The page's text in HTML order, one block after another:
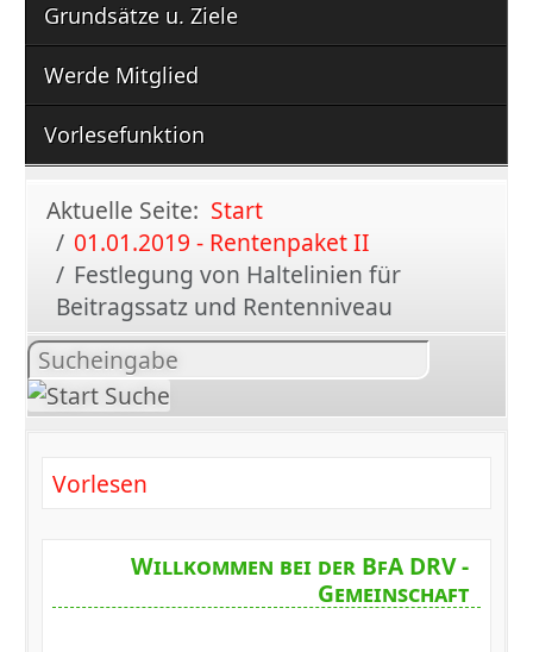
Grundsätze u. Ziele
Werde Mitglied
Vorlesefunktion
Aktuelle Seite: Start
01.01.2019 - Rentenpaket II
Festlegung von Haltelinien für
Beitragssatz und Rentenniveau
Inhalt
suchen
Vorlesen
Willkommen bei der BfA DRV -
Gemeinschaft